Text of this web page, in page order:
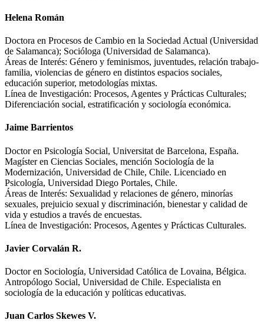
Helena Román
Doctora en Procesos de Cambio en la Sociedad Actual (Universidad
de Salamanca); Socióloga (Universidad de Salamanca).
Áreas de Interés: Género y feminismos, juventudes, relación trabajo-
familia, violencias de género en distintos espacios sociales,
educación superior, metodologías mixtas.
Línea de Investigación: Procesos, Agentes y Prácticas Culturales;
Diferenciación social, estratificación y sociología económica.
Jaime Barrientos
Doctor en Psicología Social, Universitat de Barcelona, España.
Magíster en Ciencias Sociales, mención Sociología de la
Modernización, Universidad de Chile, Chile. Licenciado en
Psicología, Universidad Diego Portales, Chile.
Áreas de Interés: Sexualidad y relaciones de género, minorías
sexuales, prejuicio sexual y discriminación, bienestar y calidad de
vida y estudios a través de encuestas.
Línea de Investigación: Procesos, Agentes y Prácticas Culturales.
Javier Corvalán R.
Doctor en Sociología, Universidad Católica de Lovaina, Bélgica.
Antropólogo Social, Universidad de Chile. Especialista en
sociología de la educación y políticas educativas.
Juan Carlos Skewes V.